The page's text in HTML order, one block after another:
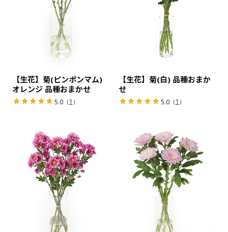
【生花】菊(ピンポンマム)
オレンジ 品種おまかせ
5.0（1 ）
【生花】菊(白) 品種おまか
せ
5.0（1 ）